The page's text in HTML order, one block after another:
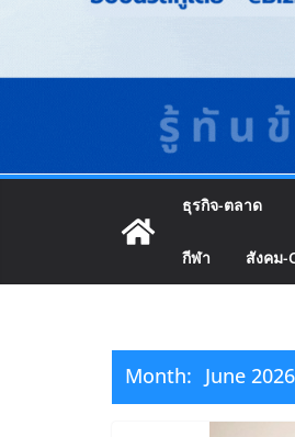
ธุรกิจ-ตลาด
กีฬา สังคม-
Month: June 2026